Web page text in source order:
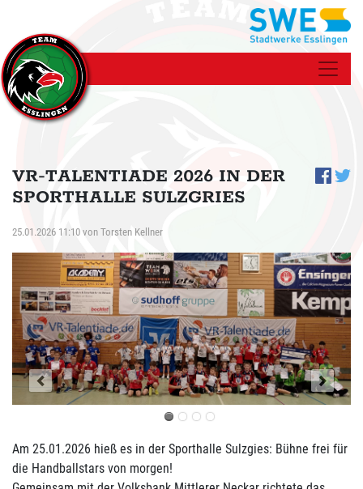
VR-TALENTIADE 2026 IN DER
SPORTHALLE SULZGRIES
25.01.2026 11:10 von Torsten Kellner
Am 25.01.2026 hieß es in der Sporthalle Sulzgies: Bühne frei für
die Handballstars von morgen!